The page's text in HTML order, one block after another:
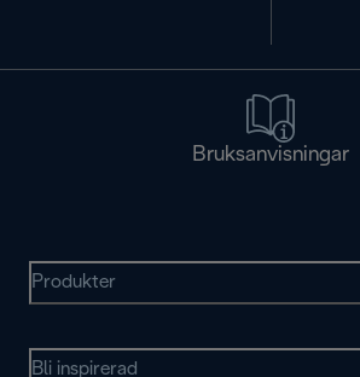
Bruksanvisningar
Produkter
Bli inspirerad